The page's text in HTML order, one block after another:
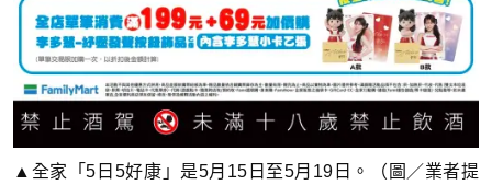
▲全家「5日5好康」是5月15日至5月19日。（圖／業者提